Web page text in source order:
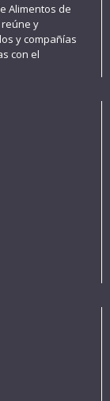
Alimentos de
y
y compañías
con el